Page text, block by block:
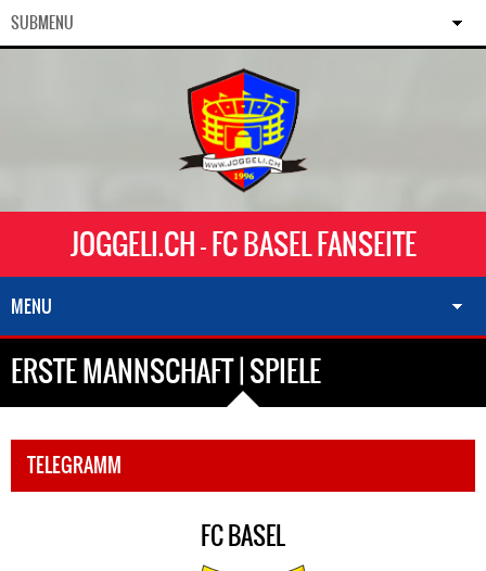
SUBMENU
JOGGELI.CH - FC BASEL FANSEITE
MENU
ERSTE MANNSCHAFT | SPIELE
TELEGRAMM
FC BASEL